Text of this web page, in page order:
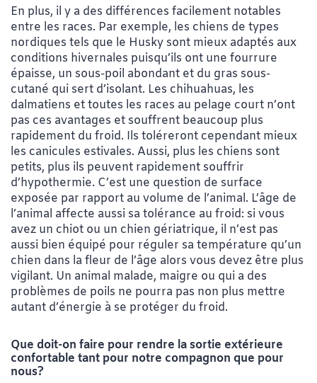
En plus, il y a des différences facilement notables
entre les races. Par exemple, les chiens de types
nordiques tels que le Husky sont mieux adaptés aux
conditions hivernales puisqu’ils ont une fourrure
épaisse, un sous-poil abondant et du gras sous-
cutané qui sert d’isolant. Les chihuahuas, les
dalmatiens et toutes les races au pelage court n’ont
pas ces avantages et souffrent beaucoup plus
rapidement du froid. Ils toléreront cependant mieux
les canicules estivales. Aussi, plus les chiens sont
petits, plus ils peuvent rapidement souffrir
d’hypothermie. C’est une question de surface
exposée par rapport au volume de l’animal. L’âge de
l’animal affecte aussi sa tolérance au froid: si vous
avez un chiot ou un chien gériatrique, il n’est pas
aussi bien équipé pour réguler sa température qu’un
chien dans la fleur de l’âge alors vous devez être plus
vigilant. Un animal malade, maigre ou qui a des
problèmes de poils ne pourra pas non plus mettre
autant d’énergie à se protéger du froid.
Que doit-on faire pour rendre la sortie extérieure
confortable tant pour notre compagnon que pour
nous?